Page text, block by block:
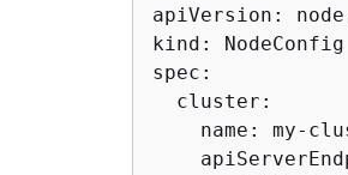
apiVersion:
kind: NodeConfig
spec:
  cluster:
name: my-